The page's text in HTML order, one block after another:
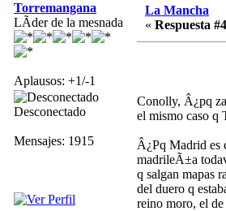
Torremangana
LÃ­der de la mesnada
Aplausos: +1/-1
Desconectado
Mensajes: 1915
La Mancha
« Respuesta
Conolly, Â¿pq
el mismo caso q
Â¿Pq Madrid es
madrileÃ±a
q salgan mapas
del duero q
reino moro, el